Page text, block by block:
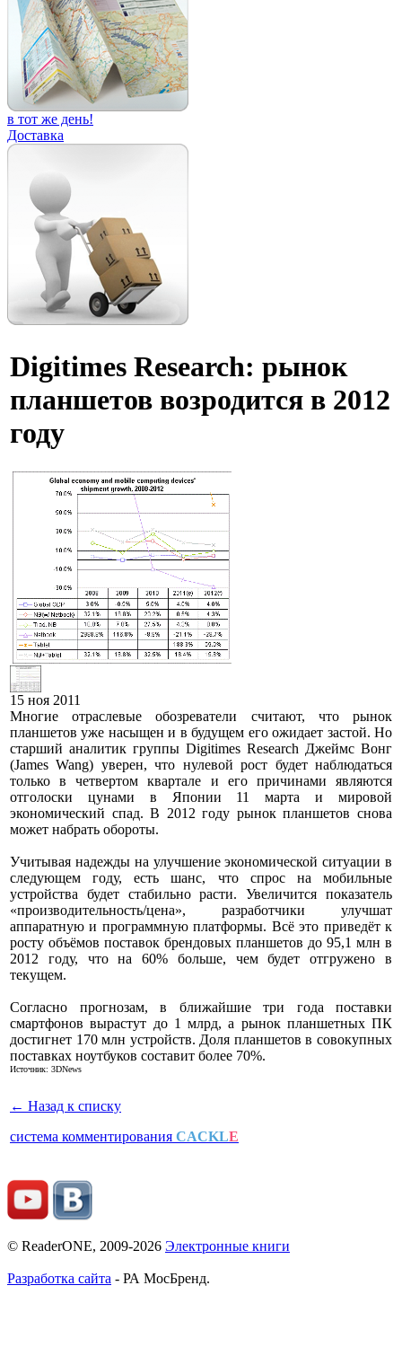
в тот же день!
Доставка
Digitimes Research: рынок
планшетов возродится в 2012
году
15 ноя 2011
Многие отраслевые обозреватели считают, что рынок
планшетов уже насыщен и в будущем его ожидает застой. Но
старший аналитик группы Digitimes Research Джеймс Вонг
(James Wang) уверен, что нулевой рост будет наблюдаться
только в четвертом квартале и его причинами являются
отголоски цунами в Японии 11 марта и мировой
экономический спад. В 2012 году рынок планшетов снова
может набрать обороты.
Учитывая надежды на улучшение экономической ситуации в
следующем году, есть шанс, что спрос на мобильные
устройства будет стабильно расти. Увеличится показатель
«производительность/цена», разработчики улучшат
аппаратную и программную платформы. Всё это приведёт к
росту объёмов поставок брендовых планшетов до 95,1 млн в
2012 году, что на 60% больше, чем будет отгружено в
текущем.
Согласно прогнозам, в ближайшие три года поставки
смартфонов вырастут до 1 млрд, а рынок планшетных ПК
достигнет 170 млн устройств. Доля планшетов в совокупных
поставках ноутбуков составит более 70%.
Источник: 3DNews
← Назад к списку
система комментирования CACKLE
© ReaderONE, 2009-2026 Электронные книги
Разработка сайта - РА МосБренд.